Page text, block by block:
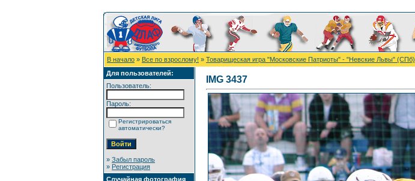
В начало » Все по взрослому! » Товарищеская игра "Московские Патриоты" - "Невские Львы" (СПб)
Для пользователей:
Пользователь:
Пароль:
Регистрироваться
автоматически?
» Забыл пароль
» Регистрация
Случайная фотография
IMG 3437